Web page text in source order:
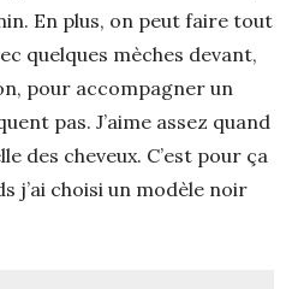
En plus, on peut faire tout
quelques mèches devant,
pour accompagner un
pas. J’aime assez quand
des cheveux. C’est pour ça
j’ai choisi un modèle noir